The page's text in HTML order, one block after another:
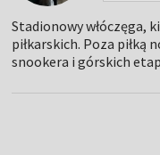
Stadionowy włóczęga,
piłkarskich. Poza piłką
snookera i górskich